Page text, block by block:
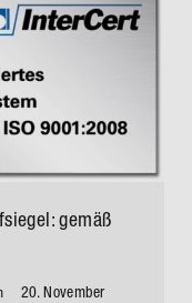
gemäß
20. November